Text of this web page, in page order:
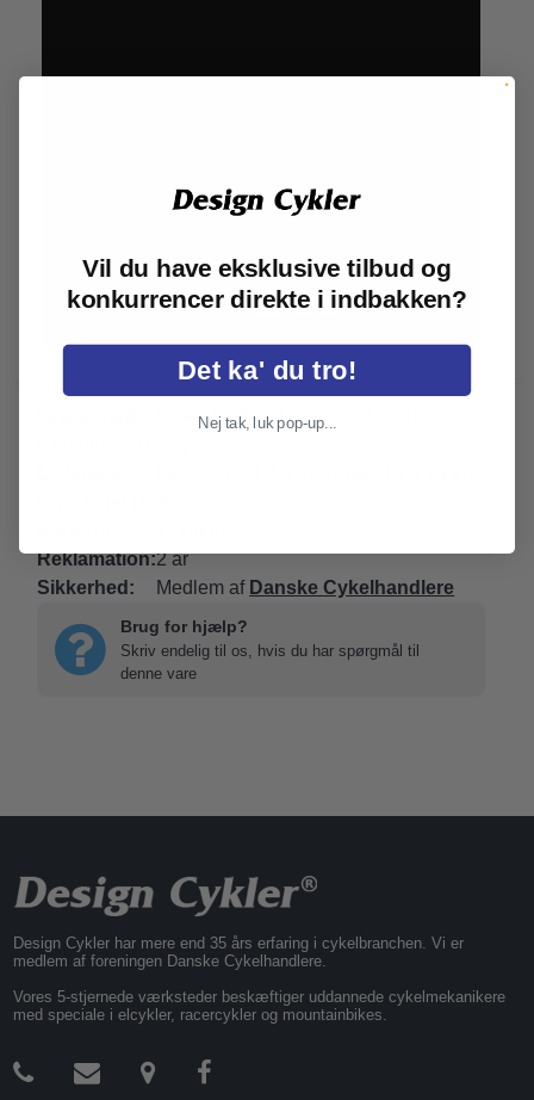
Gratis fragt ved køb over kr. 349-
Reklamation:2 år
Sikkerhed:
Medlem af Danske Cykelhandlere
Brug for hjælp?
Skriv endelig til os, hvis du har spørgmål til
denne vare
Design Cykler har mere end 35 års erfaring i cykelbranchen. Vi er
medlem af foreningen Danske Cykelhandlere.
Vores 5-stjernede værksteder beskæftiger uddannede cykelmekanikere
med speciale i elcykler, racercykler og mountainbikes.
Vil du have eksklusive tilbud og
konkurrencer direkte i indbakken?
Det ka' du tro!
Nej tak, luk pop-up...